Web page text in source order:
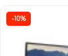
-10%